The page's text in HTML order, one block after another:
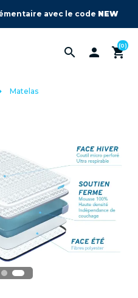
avec le code NEW
search  shopping_cart
(0)
Matelas